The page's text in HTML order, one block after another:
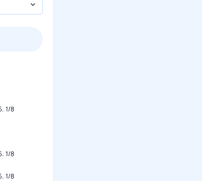
1/8
1/8
1/8